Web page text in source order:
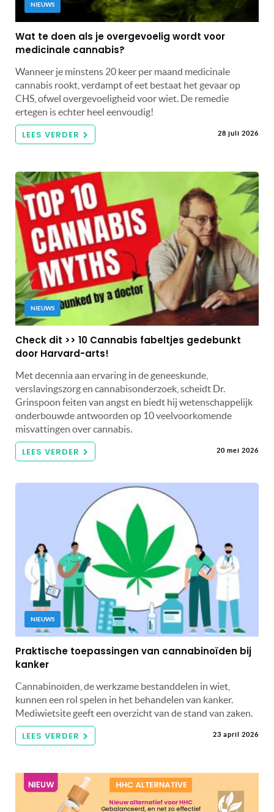
NIEUWS
Wat te doen als je overgevoelig wordt voor
medicinale cannabis?
Wanneer je minstens 20 keer per maand medicinale
cannabis rookt, verdampt of eet bestaat het gevaar op
CHS, ofwel overgevoeligheid voor wiet. De remedie
ertegen is echter heel eenvoudig!
LEES VERDER 28 juli 2026
NIEUWS
Check dit >> 10 Cannabis fabeltjes gedebunkt
door Harvard-arts!
Met decennia aan ervaring in de geneeskunde,
verslavingszorg en cannabisonderzoek, scheidt Dr.
Grinspoon feiten van angst en biedt hij wetenschappelijk
onderbouwde antwoorden op 10 veelvoorkomende
misvattingen over cannabis.
LEES VERDER 20 mei 2026
NIEUWS
Praktische toepassingen van cannabinoïden bij
kanker
Cannabinoïden, de werkzame bestanddelen in wiet,
kunnen een rol spelen in het behandelen van kanker.
Mediwietsite geeft een overzicht van de stand van zaken.
LEES VERDER 23 april 2026